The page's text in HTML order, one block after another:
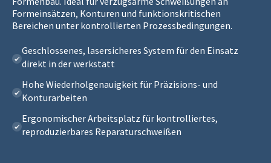
Formeinsätzen, Konturen und funktionskritischen
Bereichen unter kontrollierten Prozessbedingungen.
Geschlossenes, lasersicheres System für den Einsatz
direkt in der werkstatt
Hohe Wiederholgenauigkeit für Präzisions‑ und
Konturarbeiten
Ergonomischer Arbeitsplatz für kontrolliertes,
reproduzierbares Reparaturschweißen